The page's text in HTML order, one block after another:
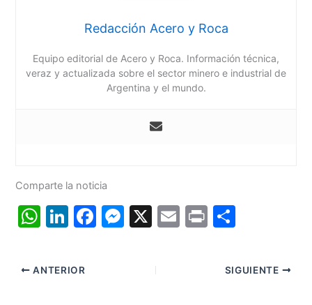
Redacción Acero y Roca
Equipo editorial de Acero y Roca. Información técnica,
veraz y actualizada sobre el sector minero e industrial de
Argentina y el mundo.
Comparte la noticia
W
at
s
Li
k
e
F
M X
E
Pr
m
p
ANTERIOR SIGUIENTE